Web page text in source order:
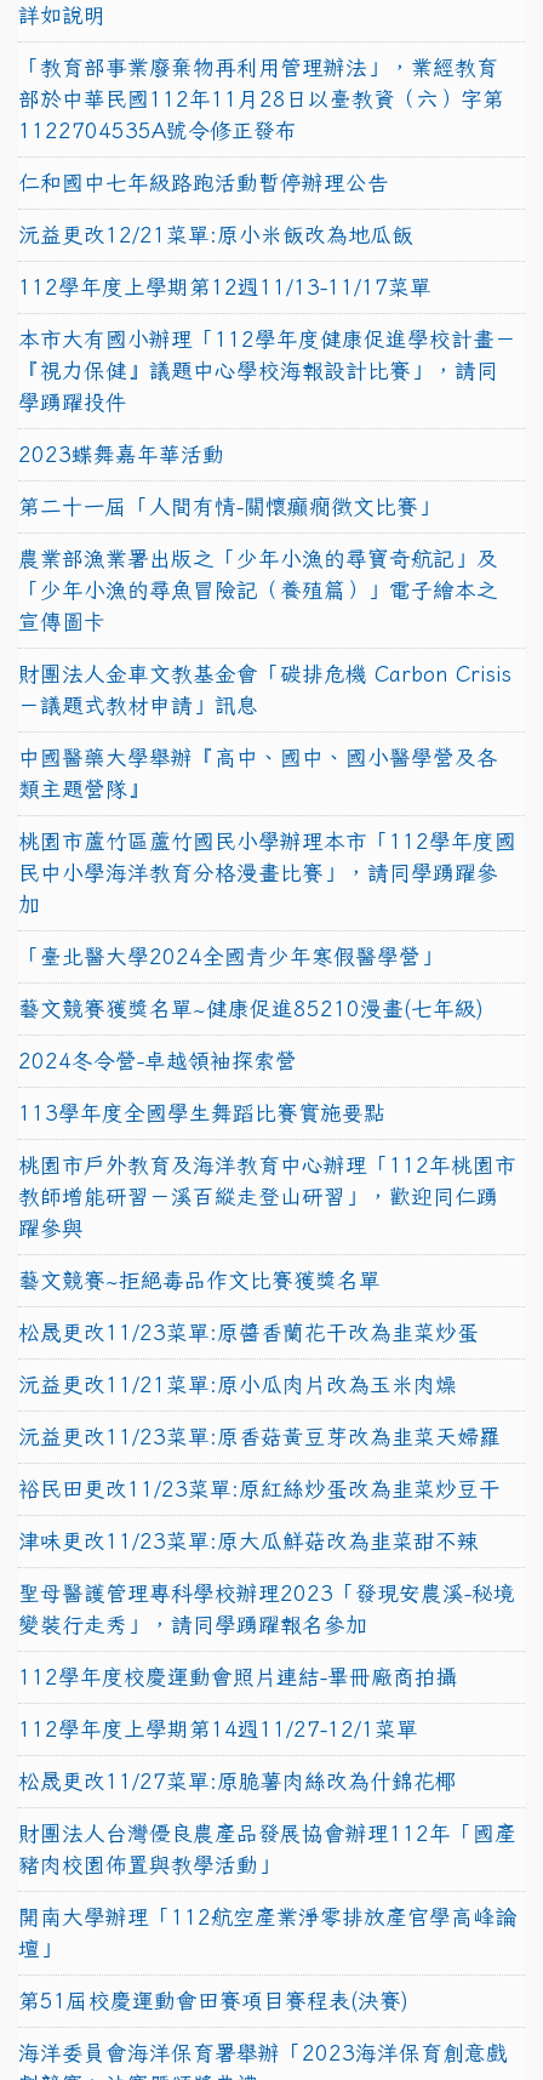
詳如說明
「教育部事業廢棄物再利用管理辦法」，業經教育
部於中華民國112年11月28日以臺教資（六）字第
1122704535A號令修正發布
仁和國中七年級路跑活動暫停辦理公告
沅益更改12/21菜單:原小米飯改為地瓜飯
112學年度上學期第12週11/13-11/17菜單
本市大有國小辦理「112學年度健康促進學校計畫－
『視力保健』議題中心學校海報設計比賽」，請同
學踴躍投件
2023蝶舞嘉年華活動
第二十一屆「人間有情-關懷癲癇徵文比賽」
農業部漁業署出版之「少年小漁的尋寶奇航記」及
「少年小漁的尋魚冒險記（養殖篇）」電子繪本之
宣傳圖卡
財團法人金車文教基金會「碳排危機 Carbon Crisis
－議題式教材申請」訊息
中國醫藥大學舉辦『高中、國中、國小醫學營及各
類主題營隊』
桃園市蘆竹區蘆竹國民小學辦理本市「112學年度國
民中小學海洋教育分格漫畫比賽」，請同學踴躍參
加
「臺北醫大學2024全國青少年寒假醫學營」
藝文競賽獲獎名單~健康促進85210漫畫(七年級)
2024冬令營-卓越領袖探索營
113學年度全國學生舞蹈比賽實施要點
桃園市戶外教育及海洋教育中心辦理「112年桃園市
教師增能研習－溪百縱走登山研習」，歡迎同仁踴
躍參與
藝文競賽~拒絕毒品作文比賽獲獎名單
松晟更改11/23菜單:原醬香蘭花干改為韭菜炒蛋
沅益更改11/21菜單:原小瓜肉片改為玉米肉燥
沅益更改11/23菜單:原香菇黃豆芽改為韭菜天婦羅
裕民田更改11/23菜單:原紅絲炒蛋改為韭菜炒豆干
津味更改11/23菜單:原大瓜鮮菇改為韭菜甜不辣
聖母醫護管理專科學校辦理2023「發現安農溪-秘境
變裝行走秀」，請同學踴躍報名參加
112學年度校慶運動會照片連結-畢冊廠商拍攝
112學年度上學期第14週11/27-12/1菜單
松晟更改11/27菜單:原脆薯肉絲改為什錦花椰
財團法人台灣優良農產品發展協會辦理112年「國產
豬肉校園佈置與教學活動」
開南大學辦理「112航空產業淨零排放產官學高峰論
壇」
第51屆校慶運動會田賽項目賽程表(決賽)
海洋委員會海洋保育署舉辦「2023海洋保育創意戲